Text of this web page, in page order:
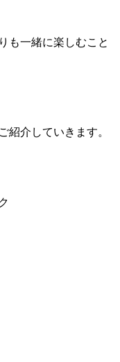
も一緒に楽しむこと
紹介していきます。